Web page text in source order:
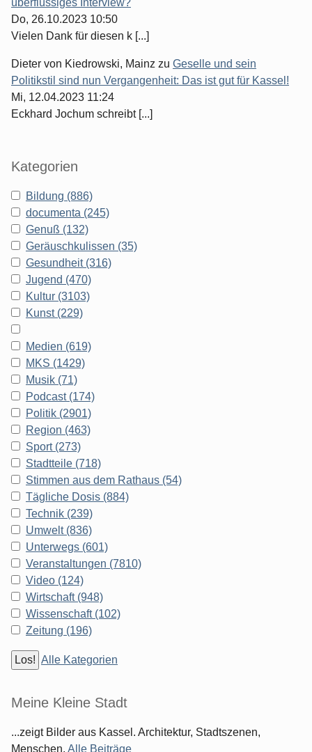
überflüssiges Interview?
Do, 26.10.2023 10:50
Vielen Dank für diesen k [...]
Dieter von Kiedrowski, Mainz zu Geselle und sein
Politikstil sind nun Vergangenheit: Das ist gut für Kassel!
Mi, 12.04.2023 11:24
Eckhard Jochum schreibt [...]
Kategorien
Bildung (886)
documenta (245)
Genuß (132)
Geräuschkulissen (35)
Gesundheit (316)
Jugend (470)
Kultur (3103)
Kunst (229)
Medien (619)
MKS (1429)
Musik (71)
Podcast (174)
Politik (2901)
Region (463)
Sport (273)
Stadtteile (718)
Stimmen aus dem Rathaus (54)
Tägliche Dosis (884)
Technik (239)
Umwelt (836)
Unterwegs (601)
Veranstaltungen (7810)
Video (124)
Wirtschaft (948)
Wissenschaft (102)
Zeitung (196)
Alle Kategorien
Meine Kleine Stadt
...zeigt Bilder aus Kassel. Architektur, Stadtszenen,
Menschen. Alle Beiträge